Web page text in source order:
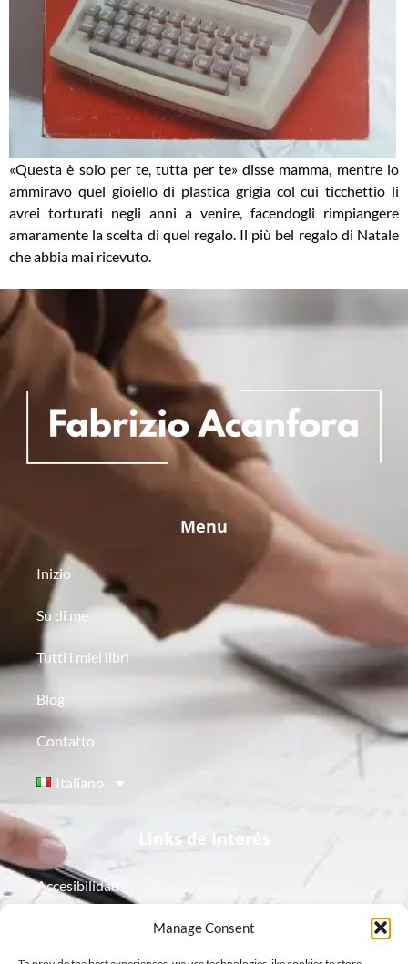
Manage Consent
«Questa è solo per te, tutta per te» disse mamma, mentre io
ammiravo quel gioiello di plastica grigia col cui ticchettio li
avrei torturati negli anni a venire, facendogli rimpiangere
amaramente la scelta di quel regalo. Il più bel regalo di Natale
che abbia mai ricevuto.
Menu
Inizio
Su di me
Tutti i miei libri
Blog
Contatto
Italiano
Links de Interés
Accesibilidad